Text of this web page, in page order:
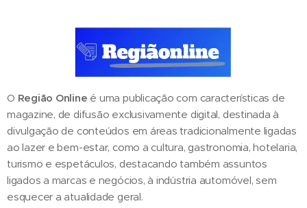
O Região Online é uma publicação com características de
magazine, de difusão exclusivamente digital, destinada à
divulgação de conteúdos em áreas tradicionalmente ligadas
ao lazer e bem-estar, como a cultura, gastronomia, hotelaria,
turismo e espetáculos, destacando também assuntos
ligados a marcas e negócios, à indústria automóvel, sem
esquecer a atualidade geral.